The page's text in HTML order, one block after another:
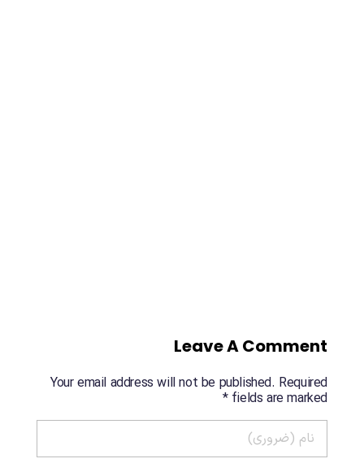
Leave A Comment
Your email address will not be published. Required
fields are marked *